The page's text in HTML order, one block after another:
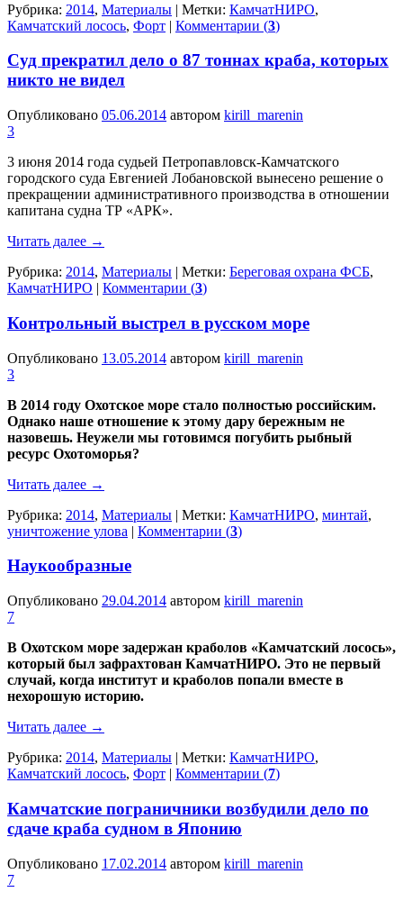
Рубрика: 2014, Материалы | Метки: КамчатНИРО,
Камчатский лосось, Форт | Комментарии (3)
Суд прекратил дело о 87 тоннах краба, которых
никто не видел
Опубликовано 05.06.2014 автором kirill_marenin
3
3 июня 2014 года судьей Петропавловск-Камчатского
городского суда Евгенией Лобановской вынесено решение о
прекращении административного производства в отношении
капитана судна ТР «АРК».
Читать далее →
Рубрика: 2014, Материалы | Метки: Береговая охрана ФСБ,
КамчатНИРО | Комментарии (3)
Контрольный выстрел в русском море
Опубликовано 13.05.2014 автором kirill_marenin
3
В 2014 году Охотское море стало полностью российским.
Однако наше отношение к этому дару бережным не
назовешь. Неужели мы готовимся погубить рыбный
ресурс Охотоморья?
Читать далее →
Рубрика: 2014, Материалы | Метки: КамчатНИРО, минтай,
уничтожение улова | Комментарии (3)
Наукообразные
Опубликовано 29.04.2014 автором kirill_marenin
7
В Охотском море задержан краболов «Камчатский лосось»,
который был зафрахтован КамчатНИРО. Это не первый
случай, когда институт и краболов попали вместе в
нехорошую историю.
Читать далее →
Рубрика: 2014, Материалы | Метки: КамчатНИРО,
Камчатский лосось, Форт | Комментарии (7)
Камчатские пограничники возбудили дело по
сдаче краба судном в Японию
Опубликовано 17.02.2014 автором kirill_marenin
7